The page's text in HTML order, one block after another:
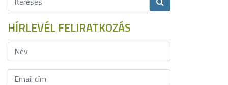
HÍRLEVÉL FELIRATKOZÁS